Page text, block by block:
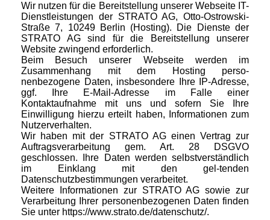
Wir nutzen für die Bereitstellung unserer Webseite IT-
Dienstleistungen der STRATO AG, Otto-Ostrowski-
Straße 7, 10249 Berlin (Hosting). Die Dienste der
STRATO AG sind für die Bereitstellung unserer
Website zwingend erforderlich.
Beim Besuch unserer Webseite werden im
Zusammenhang mit dem Hosting perso-
nenbezogene Daten, insbesondere Ihre IP-Adresse,
ggf. Ihre E-Mail-Adresse im Falle einer
Kontaktaufnahme mit uns und sofern Sie Ihre
Einwilligung hierzu erteilt haben, Informationen zum
Nutzerverhalten.
Wir haben mit der STRATO AG einen Vertrag zur
Auftragsverarbeitung gem. Art. 28 DSGVO
geschlossen. Ihre Daten werden selbstverständlich
im Einklang mit den gel-tenden
Datenschutzbestimmungen verarbeitet.
Weitere Informationen zur STRATO AG sowie zur
Verarbeitung Ihrer personenbezogenen Daten finden
Sie unter https://www.strato.de/datenschutz/.